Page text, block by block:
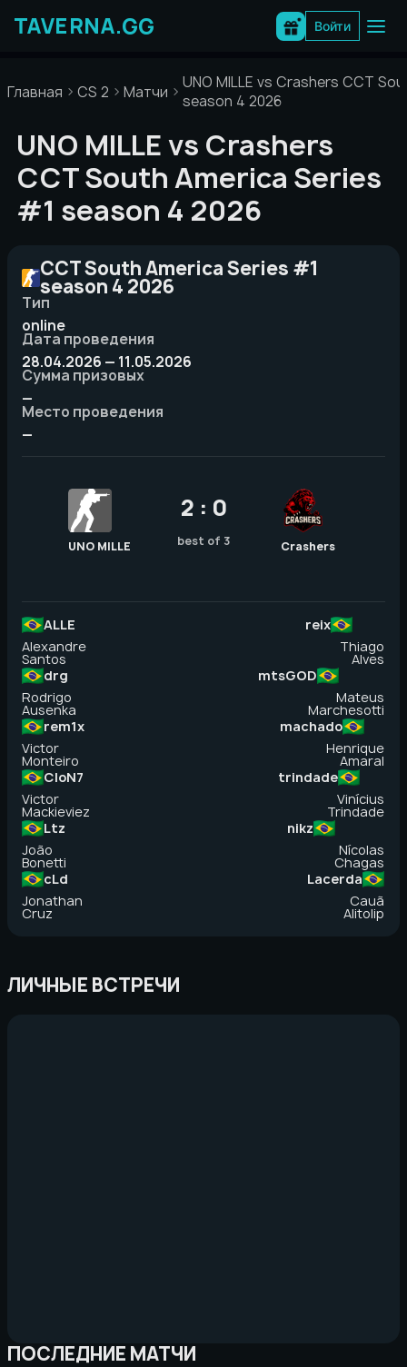
содержимому
Войти
Главная CS 2 Матчи
UNO MILLE vs Crashers CCT
season 4 2026
UNO MILLE vs Crashers
CCT South America Series
#1 season 4 2026
CCT South America Series #1
season 4 2026
Тип
online
Дата проведения
28.04.2026 — 11.05.2026
Сумма призовых
—
Место проведения
—
ALLE
Alexandre
Santos
drg
Rodrigo
Ausenka
rem1x
Victor
Monteiro
CloN7
Victor
Mackieviez
Ltz
João
Bonetti
cLd
Jonathan
Cruz
UNO MILLE
2 : 0
best of 3 Crashers
reix
Thiago
Alves
mtsGOD
Mateus
Marchesotti
machado
Henrique
Amaral
trindade
Vinícius
Trindade
nikz
Nícolas
Chagas
Lacerda
Cauã
Alitolip
ЛИЧНЫЕ ВСТРЕЧИ
ПОСЛЕДНИЕ МАТЧИ